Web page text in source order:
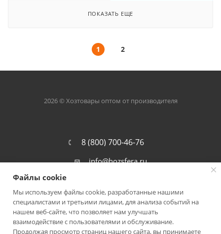
ПОКАЗАТЬ ЕЩЕ
1 2
2026 © Хозтовары оптом от производителя
8 (800) 700-46-76
info@hozsfera.ru
301105, Тульская обл., Ленинский р-
он, пос. Ильинка, ул. Центральная, д.
19а, корп. 7
Файлы cookie
Мы используем файлы cookie, разработанные нашими
специалистами и третьими лицами, для анализа событий на
нашем веб-сайте, что позволяет нам улучшать
взаимодействие с пользователями и обслуживание.
Продолжая просмотр страниц нашего сайта, вы принимаете